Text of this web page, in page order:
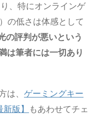
、特にオンラインゲ
の低さは体感として
の評判が悪いという
は筆者には一切あり
は、 ゲーミングキー
版】
もあわせてチェ